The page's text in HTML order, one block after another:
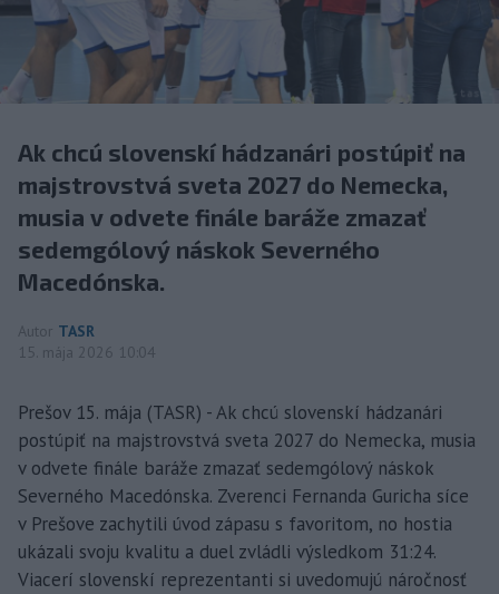
Ak chcú slovenskí hádzanári postúpiť na
majstrovstvá sveta 2027 do Nemecka,
musia v odvete finále baráže zmazať
sedemgólový náskok Severného
Macedónska.
Autor TASR
15. mája 2026 10:04
Prešov 15. mája (TASR) - Ak chcú slovenskí hádzanári
postúpiť na majstrovstvá sveta 2027 do Nemecka, musia
v odvete finále baráže zmazať sedemgólový náskok
Severného Macedónska. Zverenci Fernanda Guricha síce
v Prešove zachytili úvod zápasu s favoritom, no hostia
ukázali svoju kvalitu a duel zvládli výsledkom 31:24.
Viacerí slovenskí reprezentanti si uvedomujú náročnosť